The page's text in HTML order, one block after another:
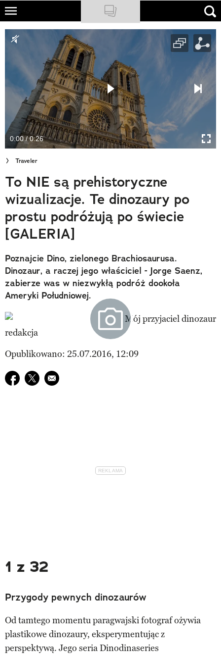
Skip
main
NATIONAL GEOGRAPHIC
PODCASTY
Sklep
Newsletter
Cuda Polski
Wielki Konkurs Fotograficzny
Trendbook Podróżniczy
Polecane
0:00 / 0:26
Traveler
To NIE są prehistoryczne
wizualizacje. Te dinozaury po
prostu podróżują po świecie
[GALERIA]
Poznajcie Dino, zielonego Brachiosaurusa.
Dinozaur, a raczej jego właściciel - Jorge Saenz,
zabierze was w niezwykłą podróż dookoła
Ameryki Południowej.
redakcja
Opublikowano: 25.07.2016, 12:09
Udostępnij na facebook
Udostępnij na twitter
E-mail do przyjaciela
1 z 32
Przygody pewnych dinozaurów
Od tamtego momentu paragwajski fotograf ożywia
plastikowe dinozaury, eksperymentując z
perspektywą. Jego seria Dinodinaseries